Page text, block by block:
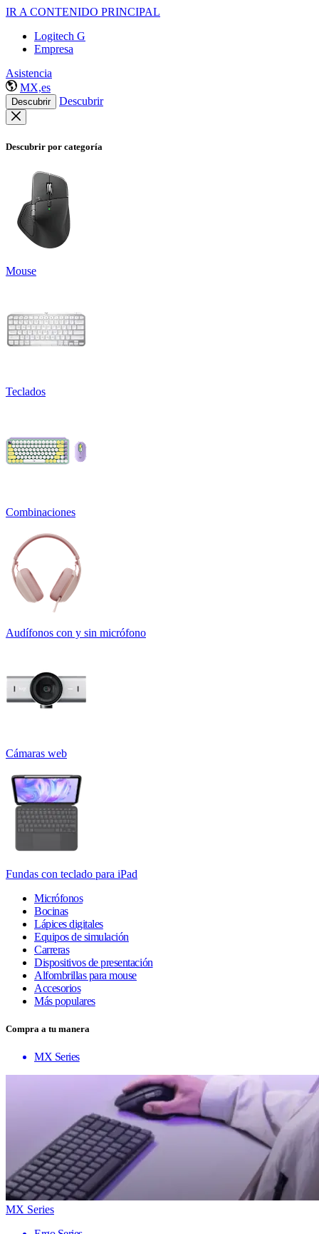
IR A CONTENIDO PRINCIPAL
Logitech G
Empresa
Asistencia
MX,es
Descubrir Descubrir
Descubrir por categoría
Mouse
Teclados
Combinaciones
Audífonos con y sin micrófono
Cámaras web
Fundas con teclado para iPad
Micrófonos
Bocinas
Lápices digitales
Equipos de simulación
Carreras
Dispositivos de presentación
Alfombrillas para mouse
Accesorios
Más populares
Compra a tu manera
MX Series
MX Series